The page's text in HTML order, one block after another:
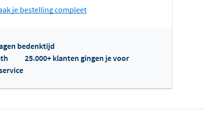
je bestelling compleet
bedenktijd
25.000+ klanten gingen je voor